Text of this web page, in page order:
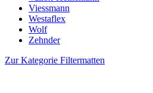
Viessmann
Westaflex
Wolf
Zehnder
Zur Kategorie Filtermatten